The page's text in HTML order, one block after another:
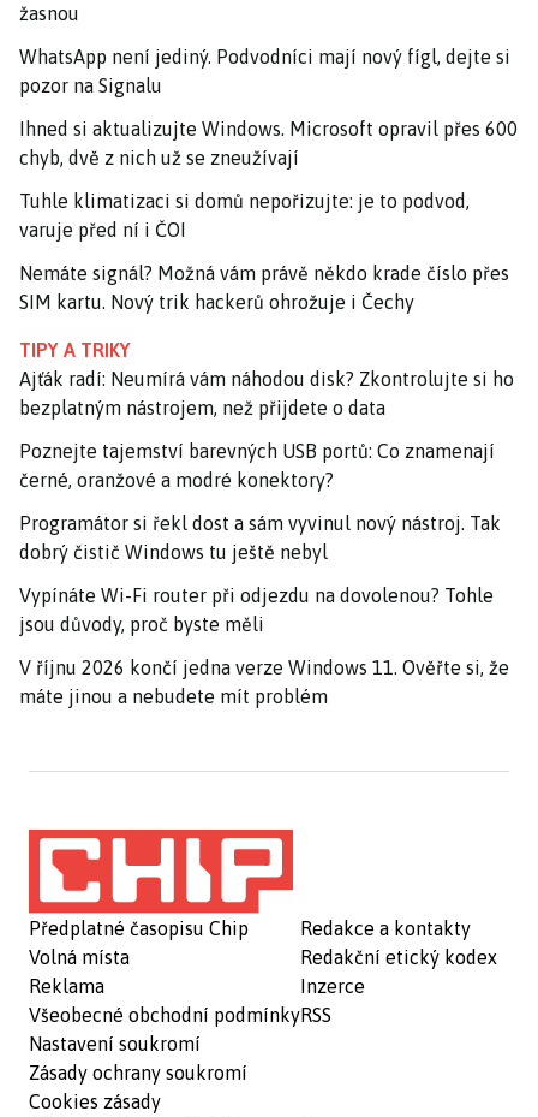
žasnou
WhatsApp není jediný. Podvodníci mají nový fígl, dejte si
pozor na Signalu
Ihned si aktualizujte Windows. Microsoft opravil přes 600
chyb, dvě z nich už se zneužívají
Tuhle klimatizaci si domů nepořizujte: je to podvod,
varuje před ní i ČOI
Nemáte signál? Možná vám právě někdo krade číslo přes
SIM kartu. Nový trik hackerů ohrožuje i Čechy
TIPY A TRIKY
Ajťák radí: Neumírá vám náhodou disk? Zkontrolujte si ho
bezplatným nástrojem, než přijdete o data
Poznejte tajemství barevných USB portů: Co znamenají
černé, oranžové a modré konektory?
Programátor si řekl dost a sám vyvinul nový nástroj. Tak
dobrý čistič Windows tu ještě nebyl
Vypínáte Wi-Fi router při odjezdu na dovolenou? Tohle
jsou důvody, proč byste měli
V říjnu 2026 končí jedna verze Windows 11. Ověřte si, že
máte jinou a nebudete mít problém
Předplatné časopisu Chip
Volná místa
Reklama
Všeobecné obchodní podmínky
Nastavení soukromí
Zásady ochrany soukromí
Cookies zásady
Redakce a kontakty
Redakční etický kodex
Inzerce
RSS